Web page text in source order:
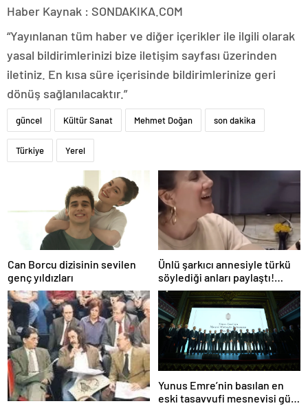
Haber Kaynak : SONDAKIKA.COM
“Yayınlanan tüm haber ve diğer içerikler ile ilgili olarak
yasal bildirimlerinizi bize iletişim sayfası üzerinden
iletiniz. En kısa süre içerisinde bildirimlerinize geri
dönüş sağlanılacaktır.”
güncel Kültür Sanat Mehmet Doğan son dakika
Türkiye Yerel
Can Borcu dizisinin sevilen
genç yıldızları
Ünlü şarkıcı annesiyle türkü
söylediği anları paylaştı!
Sosyal medya yıkıldı…
Yunus Emre’nin basılan en
eski tasavvufi mesnevisi gün